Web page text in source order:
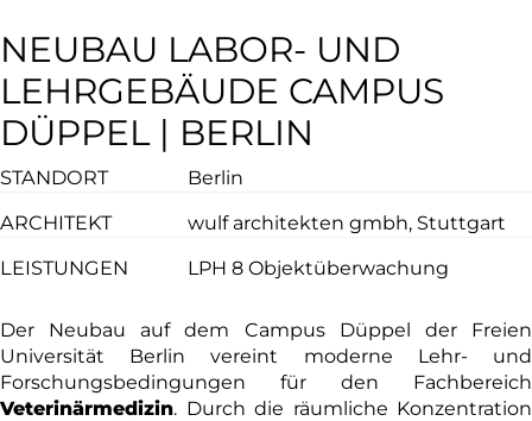
NEUBAU LABOR- UND
LEHRGEBÄUDE CAMPUS
DÜPPEL | BERLIN
STANDORT Berlin
ARCHITEKT wulf architekten gmbh, Stuttgart
LEISTUNGEN LPH 8 Objektüberwachung
Der Neubau auf dem Campus Düppel der Freien
Universität Berlin vereint moderne Lehr- und
Forschungsbedingungen für den Fachbereich
Veterinärmedizin. Durch die räumliche Konzentration